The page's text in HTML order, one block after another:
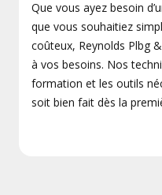
Que vous ayez besoin
que vous souhaitiez
coûteux, Reynolds Plbg
à vos besoins. Nos
formation et les outils
soit bien fait dès la